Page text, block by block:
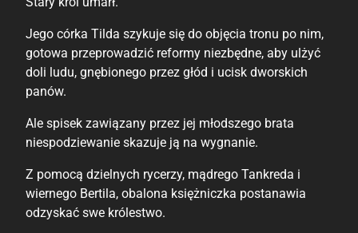
Jego córka Tilda szykuje się do objęcia tronu po nim,
gotowa przeprowadzić reformy niezbędne, aby ulżyć
doli ludu, gnębionego przez głód i ucisk dworskich
panów.
Ale spisek zawiązany przez jej młodszego brata
niespodziewanie skazuje ją na wygnanie.
Z pomocą dzielnych rycerzy, mądrego Tankreda i
wiernego Bertila, obalona księżniczka postanawia
odzyskać swe królestwo.